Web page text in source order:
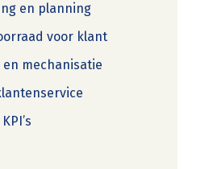
en planning
voor klant
mechanisatie